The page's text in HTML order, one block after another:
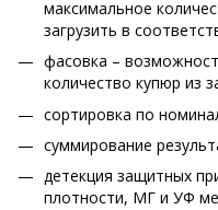
максимальное
загрузить в
фасовка –
количество купюр из
сортировка по
суммирование
детекция защитных
плотности, МГ и УФ